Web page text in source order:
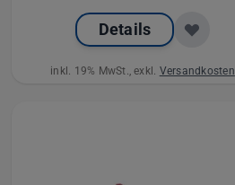
inkl. 19% MwSt., exkl. Versandkosten
Details